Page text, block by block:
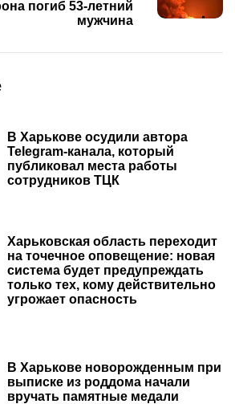
погиб 53-летний
мужчина
В Харькове осудили автора
Telegram-канала, который
публиковал места работы
сотрудников ТЦК
Харьковская область переходит
на точечное оповещение: новая
система будет предупреждать
только тех, кому действительно
угрожает опасность
В Харькове новорожденным при
выписке из роддома начали
вручать памятные медали